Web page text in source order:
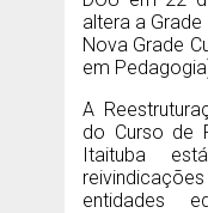
altera a
Nova Grade
em
A
do Curso de
Itaituba
entidades